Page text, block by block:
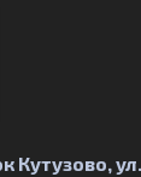
Кутузово, ул.